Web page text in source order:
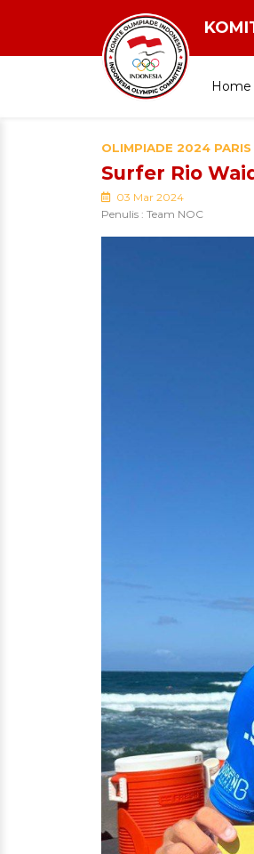
Home
OLIMPIADE 2024 PARIS
Surfer Rio
03 Mar 2024
Penulis : Team NOC